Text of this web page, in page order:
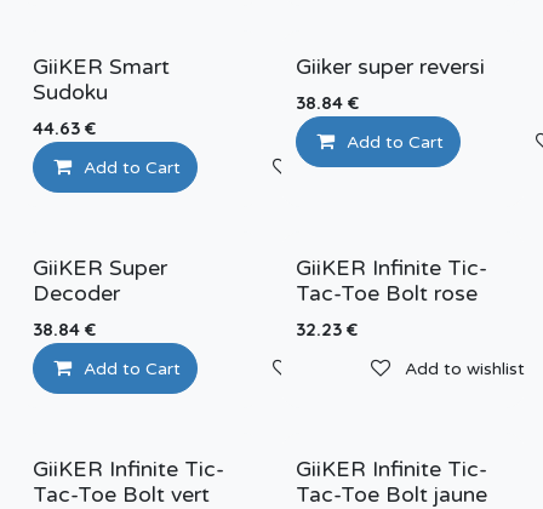
GiiKER Smart
Sudoku
44.63 €
Add to Cart Add to wishlist
Giiker super reversi
38.84€
Add to Cart
GiiKER Super
Decoder
38.84 €
Add to Cart Add to wishlist
GiiKER Infinite Tic-
Tac-Toe Bolt rose
32.23€
Add to wishlist
GiiKER Infinite Tic-
Tac-Toe Bolt vert
GiiKER Infinite Tic-
Tac-Toe Bolt jaune